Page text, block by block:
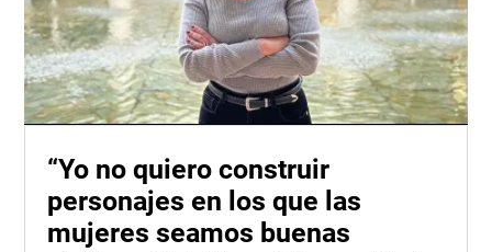
“Yo no quiero construir
personajes en los que las
mujeres seamos buenas